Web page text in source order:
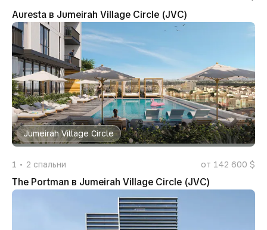
Auresta в Jumeirah Village Circle (JVC)
Jumeirah Village Circle
1 2 спальни от 142 600 $
The Portman в Jumeirah Village Circle (JVC)